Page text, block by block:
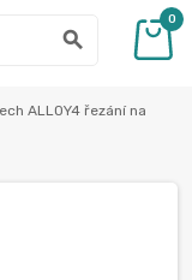
search
0
ALLOY4 řezání na